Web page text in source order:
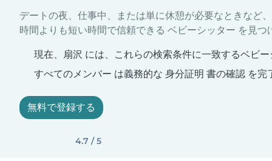
デートの夜、仕事中、または単に休憩が必要なときなど
時間よりも短い時間で信頼できる ベビーシッター を見つ
現在、扇沢 には、これらの検索条件に一致するベビー
すべてのメンバー は義務的な 身分証明 書の確認 を完
無料で登録する
4.7 / 5